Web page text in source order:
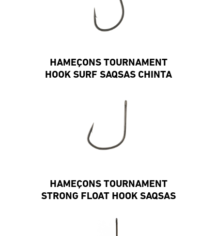
HAMEÇONS TOURNAMENT
HOOK SURF SAQSAS CHINTA
HAMEÇONS TOURNAMENT
STRONG FLOAT HOOK SAQSAS